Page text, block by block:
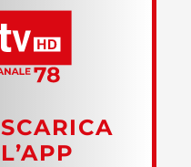
SCARICA
L’APP